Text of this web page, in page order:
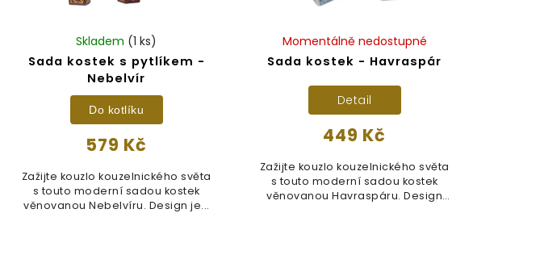
Sada kostek s pytlíkem -
Nebelvír
Skladem (1 ks)
579 Kč
Do kotlíku
Zažijte kouzlo kouzelnického světa
s touto moderní sadou kostek
věnovanou Nebelvíru. Design je...
Sada kostek - Havraspár
Momentálně nedostupné
449 Kč
Detail
Zažijte kouzlo kouzelnického světa
s touto moderní sadou kostek
věnovanou Havraspáru. Design